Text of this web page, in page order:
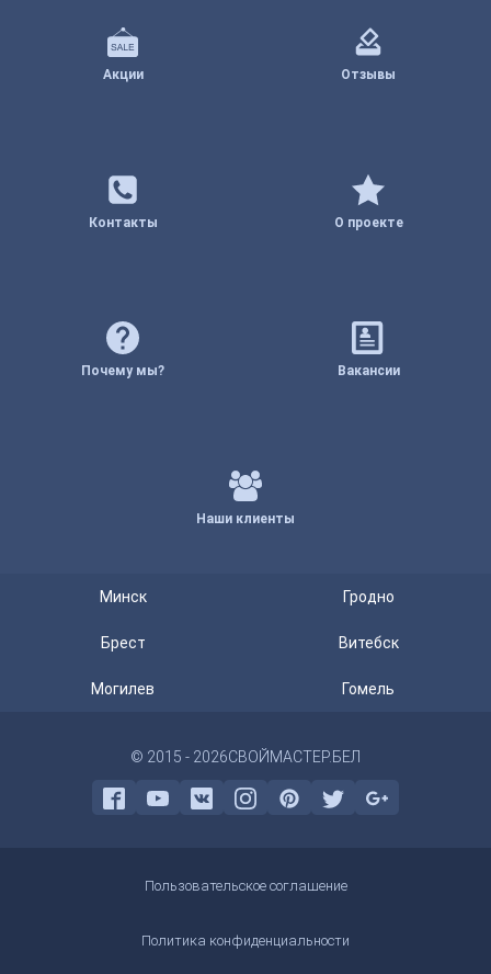
Акции Отзывы
Контакты О проекте
Почему мы? Вакансии
Наши клиенты
Минск Гродно
Брест Витебск
Могилев Гомель
© 2015 - 2026СВОЙМАСТЕР.БЕЛ
Пользовательское соглашение
Политика конфиденциальности